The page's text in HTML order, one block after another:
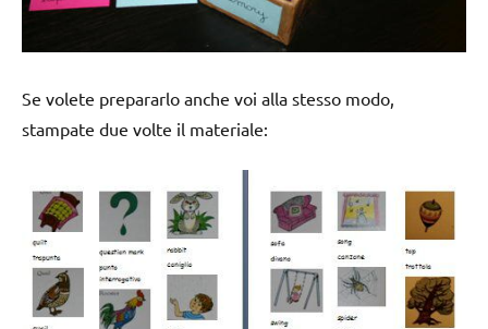
Se volete prepararlo anche voi alla stesso modo,
stampate due volte il materiale: